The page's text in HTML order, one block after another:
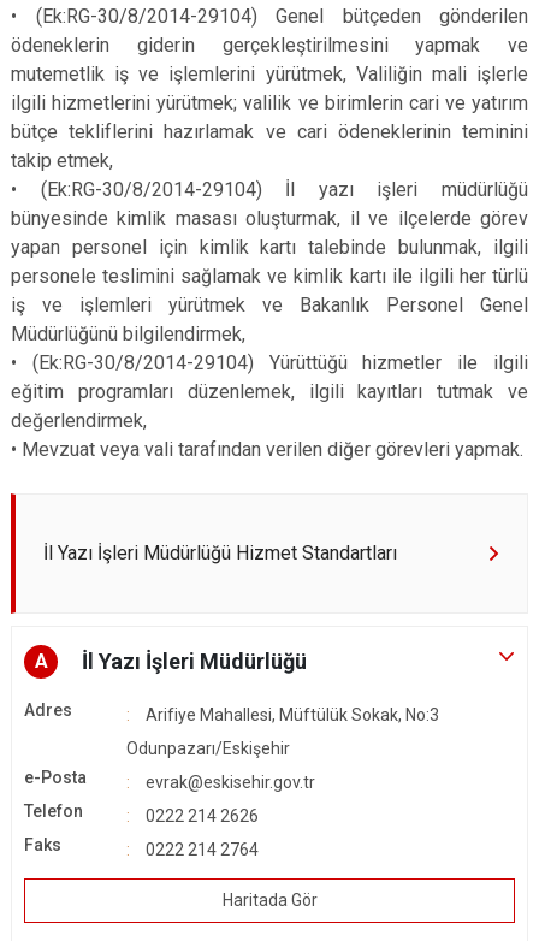
•
(Ek:RG-30/8/2014-29104) Genel bütçeden gönderilen
ödeneklerin giderin gerçekleştirilmesini yapmak ve
mutemetlik iş ve işlemlerini yürütmek, Valiliğin mali işlerle
ilgili hizmetlerini yürütmek; valilik ve birimlerin cari ve yatırım
bütçe tekliflerini hazırlamak ve cari ödeneklerinin teminini
takip etmek,
•
(Ek:RG-30/8/2014-29104) İl yazı işleri müdürlüğü
bünyesinde kimlik masası oluşturmak, il ve ilçelerde görev
yapan personel için kimlik kartı talebinde bulunmak, ilgili
personele teslimini sağlamak ve kimlik kartı ile ilgili her türlü
iş ve işlemleri yürütmek ve Bakanlık Personel Genel
Müdürlüğünü bilgilendirmek,
•
(Ek:RG-30/8/2014-29104) Yürüttüğü hizmetler ile ilgili
eğitim programları düzenlemek, ilgili kayıtları tutmak ve
değerlendirmek,
• Mevzuat veya vali tarafından verilen diğer görevleri yapmak.
İl Yazı İşleri Müdürlüğü Hizmet Standartları
A İl Yazı İşleri Müdürlüğü
Adres
Arifiye Mahallesi, Müftülük Sokak, No:3
Odunpazarı/Eskişehir
e-Posta
evrak@eskisehir.gov.tr
Telefon
0222 214 2626
Faks
0222 214 2764
Haritada Gör